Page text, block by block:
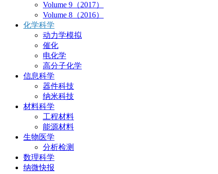
Volume 9（2017）
Volume 8（2016）
化学科学
动力学模拟
催化
电化学
高分子化学
信息科学
器件科技
纳米科技
材料科学
工程材料
能源材料
生物医学
分析检测
数理科学
纳微快报